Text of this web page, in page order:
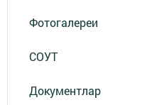
Фотогалереи
СОУТ
Документлар